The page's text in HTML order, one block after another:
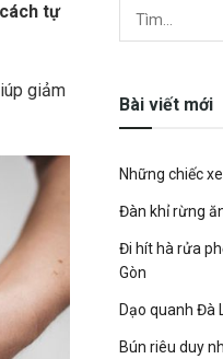
tự
giảm
Bài viết mới
Những chiếc
Đàn khỉ rừng
Đi hít hà rửa
Gòn
Dạo quanh Đà
Bún riêu duy